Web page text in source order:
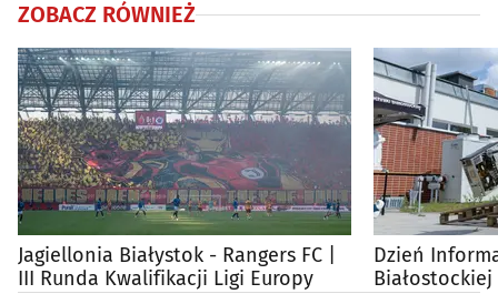
ZOBACZ RÓWNIEŻ
Jagiellonia Białystok - Rangers FC |
III Runda Kwalifikacji Ligi Europy
Dzień
Białostockiej